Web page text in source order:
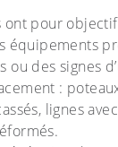
ont pour
équipements
ou des signes
:
lignes